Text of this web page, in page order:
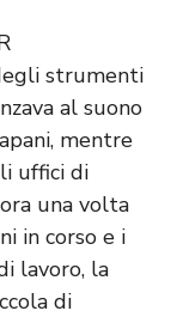
strumenti
al suono
mentre
uffici di
una volta
in corso e i
lavoro, la
di